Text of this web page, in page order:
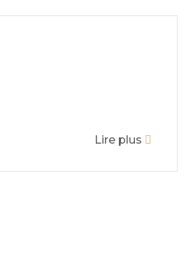
Lire plus